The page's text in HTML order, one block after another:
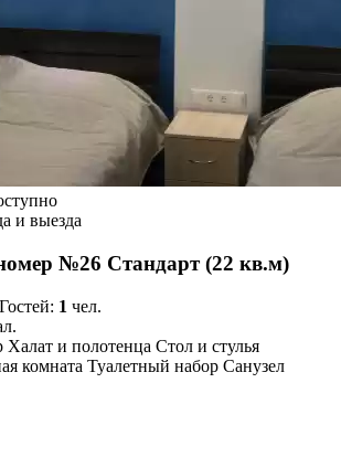
и выезда
№26 Стандарт (22 кв.м)
Гостей: 1 чел.
Халат и полотенца Стол и стулья
комната Туалетный набор Санузел